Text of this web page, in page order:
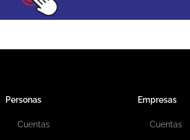
Personas
Cuentas
Empresas
Cuentas